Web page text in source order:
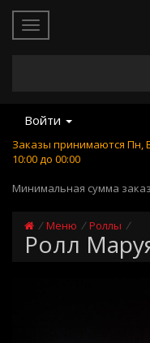
Войти
Заказы принимаются Пн,
10:00 до 00:00
Минимальная сумма
Меню Роллы
Ролл